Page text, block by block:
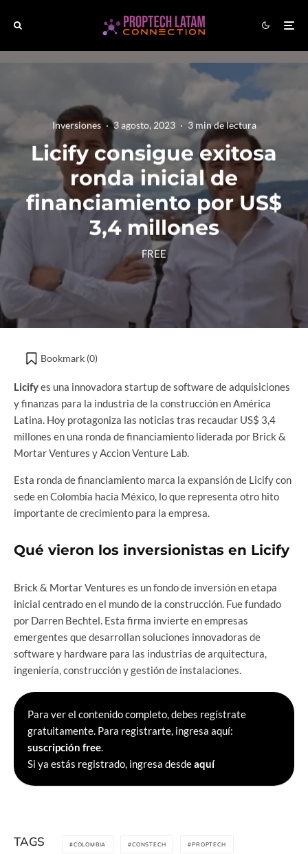
Inversiones · 3 agosto, 2023 · 3 min de lectura
Licify consigue exitosa
ronda inicial de
financiamiento por US$
3,4 millones
FREE
Bookmark (0)
Licifyes una innovadora startup de software de adquisiciones
y finanzas para la industria de la construcción en América
Latina. Hoy protagoniza las noticias tras recaudar US$ 3,4
millones en una ronda de financiamiento liderada por Brick &
Mortar Ventures y Accion Venture Lab.
Esta ronda de financiamiento marca la expansión de Licify con
sede en Colombia hacia México, lo que representa otro hito
importante de crecimiento para la empresa.
Qué vieron los inversionistas en Licify
Brick & Mortar Ventures es un fondo de inversión en etapa
inicial centrado en el mundo de la construcción. Fue fundado
por Darren Bechtel. Esta firma invierte en empresas
emergentes que desarrollan soluciones innovadoras de
software y hardware para las industrias de arquitectura,
ingeniería, construcción y gestión de instalaciones.
Para ver el contenido completo, debes regístrate
gratuitamente. Para registrarte, ingresa aquí:
suscripción free.
Si ya estás registrado, ingresa desdeaquí
TAGS COLOMBIA CONSTECH PROPTECH